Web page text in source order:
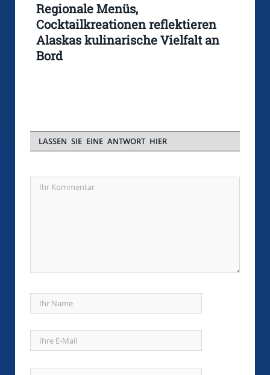
Regionale Menüs,
Cocktailkreationen reflektieren
Alaskas kulinarische Vielfalt an
Bord
LASSEN SIE EINE ANTWORT HIER